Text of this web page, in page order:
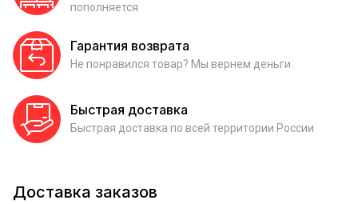
пополняется
Гарантия возврата
Не понравился товар? Мы вернем деньги
Быстрая доставка
Быстрая доставка по всей территории России
Доставка заказов